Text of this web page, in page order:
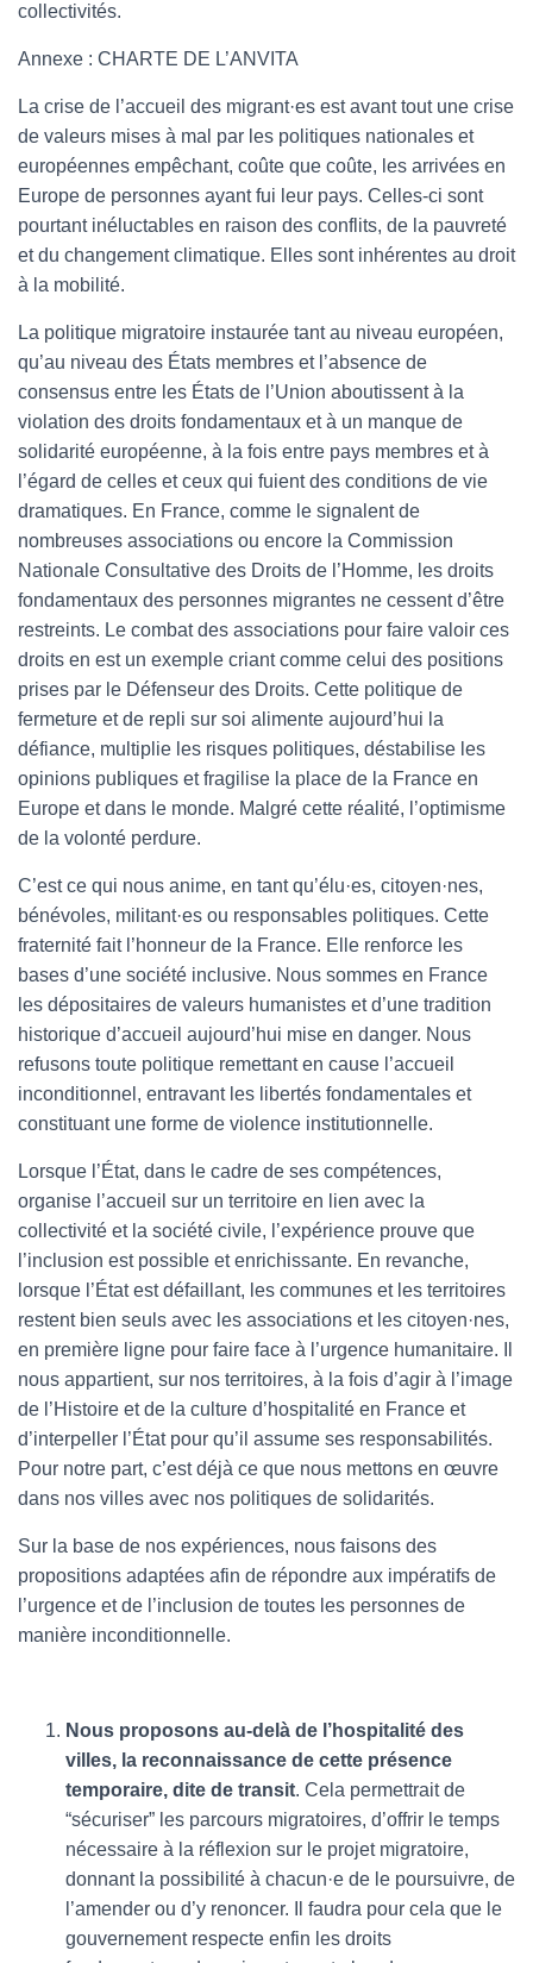
collectivités.
Annexe : CHARTE DE L’ANVITA
La crise de l’accueil des migrant·es est avant tout une crise
de valeurs mises à mal par les politiques nationales et
européennes empêchant, coûte que coûte, les arrivées en
Europe de personnes ayant fui leur pays. Celles-ci sont
pourtant inéluctables en raison des conflits, de la pauvreté
et du changement climatique. Elles sont inhérentes au droit
à la mobilité.
La politique migratoire instaurée tant au niveau européen,
qu’au niveau des États membres et l’absence de
consensus entre les États de l’Union aboutissent à la
violation des droits fondamentaux et à un manque de
solidarité européenne, à la fois entre pays membres et à
l’égard de celles et ceux qui fuient des conditions de vie
dramatiques. En France, comme le signalent de
nombreuses associations ou encore la Commission
Nationale Consultative des Droits de l’Homme, les droits
fondamentaux des personnes migrantes ne cessent d’être
restreints. Le combat des associations pour faire valoir ces
droits en est un exemple criant comme celui des positions
prises par le Défenseur des Droits. Cette politique de
fermeture et de repli sur soi alimente aujourd’hui la
défiance, multiplie les risques politiques, déstabilise les
opinions publiques et fragilise la place de la France en
Europe et dans le monde. Malgré cette réalité, l’optimisme
de la volonté perdure.
C’est ce qui nous anime, en tant qu’élu·es, citoyen·nes,
bénévoles, militant·es ou responsables politiques. Cette
fraternité fait l’honneur de la France. Elle renforce les
bases d’une société inclusive. Nous sommes en France
les dépositaires de valeurs humanistes et d’une tradition
historique d’accueil aujourd’hui mise en danger. Nous
refusons toute politique remettant en cause l’accueil
inconditionnel, entravant les libertés fondamentales et
constituant une forme de violence institutionnelle.
Lorsque l’État, dans le cadre de ses compétences,
organise l’accueil sur un territoire en lien avec la
collectivité et la société civile, l’expérience prouve que
l’inclusion est possible et enrichissante. En revanche,
lorsque l’État est défaillant, les communes et les territoires
restent bien seuls avec les associations et les citoyen·nes,
en première ligne pour faire face à l’urgence humanitaire. Il
nous appartient, sur nos territoires, à la fois d’agir à l’image
de l’Histoire et de la culture d’hospitalité en France et
d’interpeller l’État pour qu’il assume ses responsabilités.
Pour notre part, c’est déjà ce que nous mettons en œuvre
dans nos villes avec nos politiques de solidarités.
Sur la base de nos expériences, nous faisons des
propositions adaptées afin de répondre aux impératifs de
l’urgence et de l’inclusion de toutes les personnes de
manière inconditionnelle.
Nous proposons au-delà de l’hospitalité des
villes, la reconnaissance de cette présence
temporaire, dite de transit. Cela permettrait de
“sécuriser” les parcours migratoires, d’offrir le temps
nécessaire à la réflexion sur le projet migratoire,
donnant la possibilité à chacun·e de le poursuivre, de
l’amender ou d’y renoncer. Il faudra pour cela que le
gouvernement respecte enfin les droits